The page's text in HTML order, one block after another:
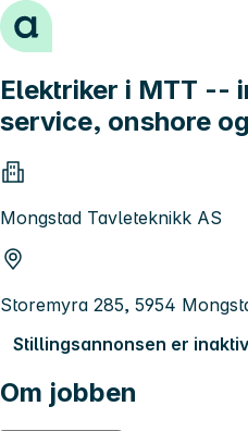
Hopp til innhold
Elektriker i MTT --
service, onshore
Mongstad Tavleteknikk AS
Storemyra 285, 5954
Stillingsannonsen er
Om jobben